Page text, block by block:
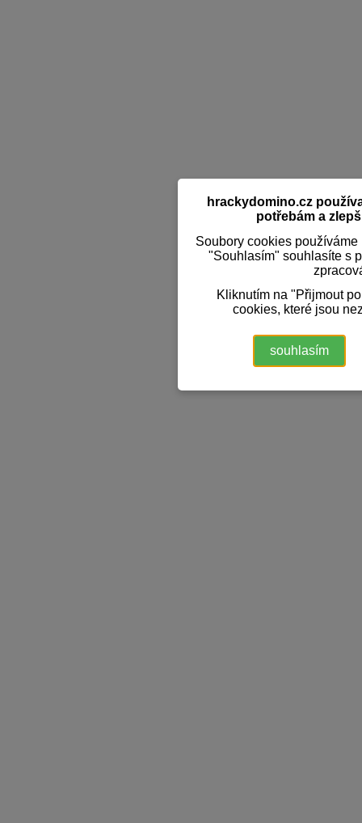
hrackydomino.cz
potřebám a
Soubory cookies
"Souhlasím" souhlasíte s
Kliknutím na "Přijmout
cookies, které jsou
souhlasím